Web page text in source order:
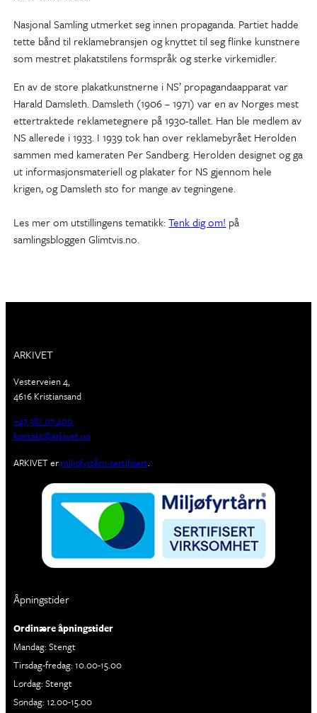
Nasjonal Samling utmerket seg innen propaganda. Partiet hadde
tette bånd til reklamebransjen og knyttet til seg flinke kunstnere
som mestret plakatstilens formspråk og sterke virkemidler.
En av de store plakatkunstnerne i NS’ propagandaapparat var
Harald Damsleth. Damsleth (1906 – 1971) var en av Norges mest
ettertraktede reklametegnere på 1930-tallet. Han ble medlem av
NS allerede i 1933. I 1939 tok han over reklamebyrået Herolden
sammen med kameraten Per Sandberg. Herolden designet og ga
ut informasjonsmateriell og plakater for NS gjennom hele
krigen, og Damsleth sto for mange av tegningene.
Les mer om utstillingens tematikk:Tenk dig om! på
samlingsbloggen Glimtvis.no.
ARKIVET
Vesterveien 4,
4616 Kristiansand
+47 381 07 400
kontakt@arkivet.no
ARKIVET er miljøfyrtårn-sertifisert.
Åpningstider
Ordinære åpningstider
Mandag: Stengt
Tirsdag-fredag: 10.00-15.00
Lørdag: Stengt
Søndag: 12.00-15.00